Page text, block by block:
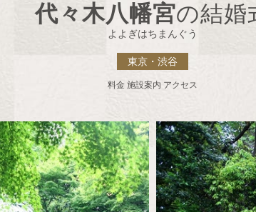
代々木八幡宮の結婚
よよぎはちまんぐう
東京・渋谷
料金 施設案内 アクセス